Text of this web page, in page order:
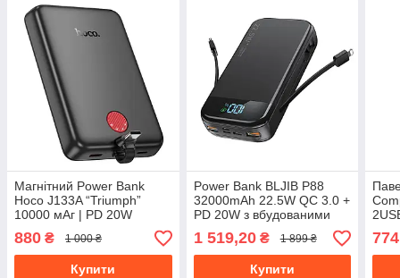
Магнітний Power Bank
Hoco J133A “Triumph”
10000 мАг | PD 20W
880 ₴ 1 000 ₴
Купити
Power Bank BLJIB P88
32000mAh 22.5W QC 3.0 +
PD 20W з вбудованими
кабелями та LED-
дисплеєм (заряджає 5
пристроїв)
1 519,20₴ 1 899 ₴
Купити